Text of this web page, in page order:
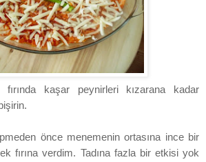
fırında kaşar peynirleri kızarana kadar
önce menemenin ortasına ince bir
fırına verdim. Tadına fazla bir etkisi yok